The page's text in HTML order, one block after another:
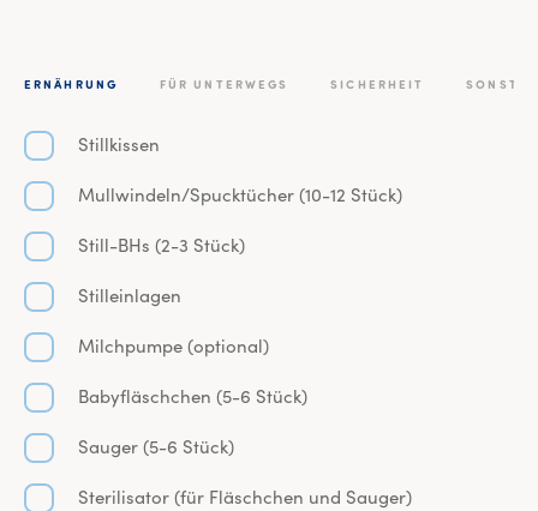
ERNÄHRUNG FÜR UNTERWEGS SICHERHEIT
Stillkissen
Mullwindeln/Spucktücher (10-12 Stück)
Still-BHs (2-3 Stück)
Stilleinlagen
Milchpumpe (optional)
Babyfläschchen (5-6 Stück)
Sauger (5-6 Stück)
Sterilisator (für Fläschchen und Sauger)